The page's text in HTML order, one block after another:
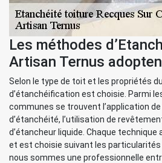
Les méthodes
Artisan Ternus
Selon le type de toit et les propriétés
d’étanchéification est choisie. Parmi
communes se trouvent l’application
d’étanchéité, l’utilisation de
d’étancheur liquide. Chaque
et est choisie suivant les
nous sommes une professionnelle